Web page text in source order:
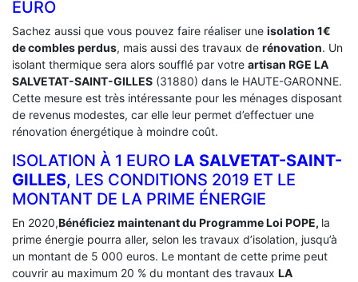
EURO
Sachez aussi que vous pouvez faire réaliser une isolation 1€
de combles perdus, mais aussi des travaux de rénovation. Un
isolant thermique sera alors soufflé par votre artisan RGE LA
SALVETAT-SAINT-GILLES (31880) dans le HAUTE-GARONNE.
Cette mesure est très intéressante pour les ménages disposant
de revenus modestes, car elle leur permet d’effectuer une
rénovation énergétique à moindre coût.
ISOLATION À 1 EURO LA SALVETAT-SAINT-
GILLES, LES CONDITIONS 2019 ET LE
MONTANT DE LA PRIME ÉNERGIE
En 2020,Bénéficiez maintenant du Programme Loi POPE, la
prime énergie pourra aller, selon les travaux d’isolation, jusqu’à
un montant de 5 000 euros. Le montant de cette prime peut
couvrir au maximum 20 % du montant des travaux LA